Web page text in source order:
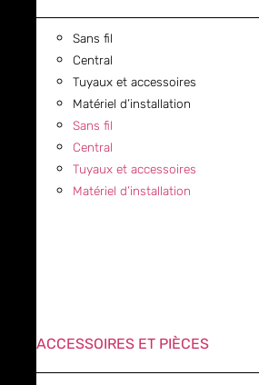
Sans fil
Central
Tuyaux et accessoires
Matériel d’installation
Sans fil
Central
Tuyaux et accessoires
Matériel d’installation
ACCESSOIRES ET PIÈCES